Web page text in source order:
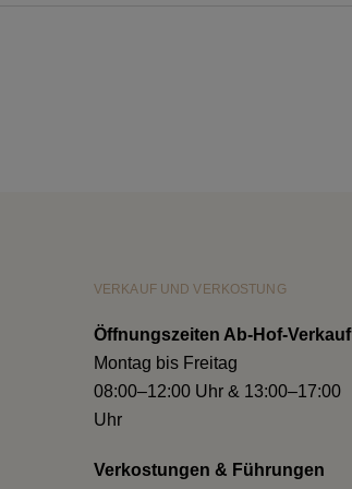
VERKAUF UND VERKOSTUNG
Öffnungszeiten Ab-Hof-Verkauf
Montag bis Freitag
08:00–12:00 Uhr & 13:00–17:00
Uhr
Verkostungen & Führungen